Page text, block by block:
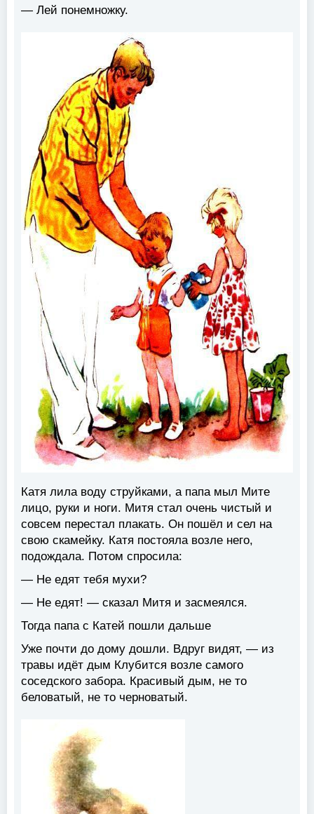
— Лей понемножку.
Катя лила воду струйками, а папа мыл Мите
лицо, руки и ноги. Митя стал очень чистый и
совсем перестал плакать. Он пошёл и сел на
свою скамейку. Катя постояла возле него,
подождала. Потом спросила:
— Не едят тебя мухи?
— Не едят! — сказал Митя и засмеялся.
Тогда папа с Катей пошли дальше
Уже почти до дому дошли. Вдруг видят, — из
травы идёт дым Клубится возле самого
соседского забора. Красивый дым, не то
беловатый, не то черноватый.